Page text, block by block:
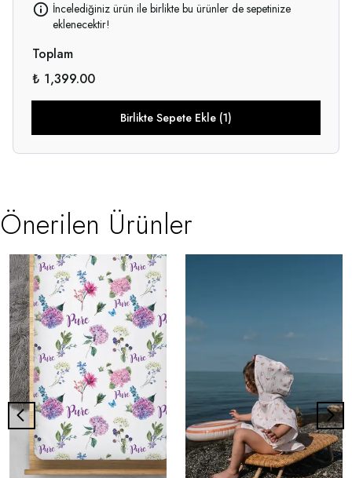
İncelediğiniz ürün ile birlikte bu ürünler de sepetinize
eklenecektir!
Toplam
₺ 1,399.00
Birlikte Sepete Ekle (1)
Önerilen Ürünler